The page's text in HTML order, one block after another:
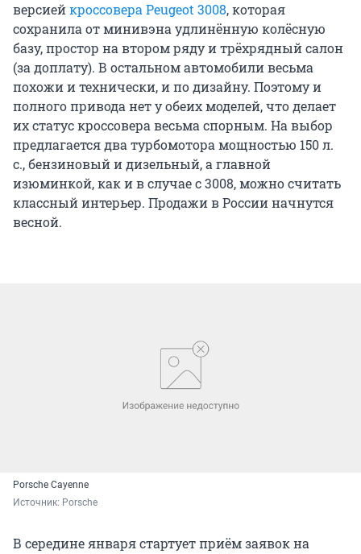
сохранила от минивэна удлинённую колёсную
базу, простор на втором ряду и трёхрядный салон
(за доплату). В остальном автомобили весьма
похожи и технически, и по дизайну. Поэтому и
полного привода нет у обеих моделей, что делает
их статус кроссовера весьма спорным. На выбор
предлагается два турбомотора мощностью 150 л.
с., бензиновый и дизельный, а главной
изюминкой, как и в случае с 3008, можно считать
классный интерьер. Продажи в России начнутся
весной.
Источник: Porsche
новый Porsche Cayenne, который не каждый